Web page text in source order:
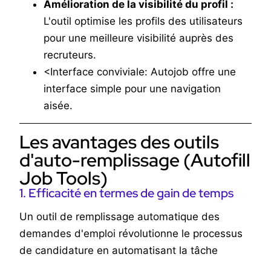
Amélioration de la visibilité du profil :
L'outil optimise les profils des utilisateurs
pour une meilleure visibilité auprès des
recruteurs.
<Interface conviviale: Autojob offre une
interface simple pour une navigation
aisée.
Les avantages des outils
d'auto-remplissage (Autofill
Job Tools)
1. Efficacité en termes de gain de temps
Un outil de remplissage automatique des
demandes d'emploi révolutionne le processus
de candidature en automatisant la tâche